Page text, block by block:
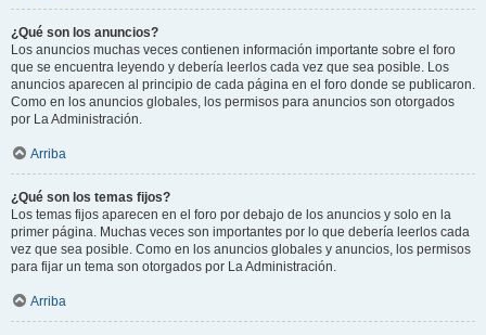
¿Qué son los anuncios?
Los anuncios muchas veces contienen información importante sobre el foro
que se encuentra leyendo y debería leerlos cada vez que sea posible. Los
anuncios aparecen al principio de cada página en el foro donde se publicaron.
Como en los anuncios globales, los permisos para anuncios son otorgados
por La Administración.
Arriba
¿Qué son los temas fijos?
Los temas fijos aparecen en el foro por debajo de los anuncios y solo en la
primer página. Muchas veces son importantes por lo que debería leerlos cada
vez que sea posible. Como en los anuncios globales y anuncios, los permisos
para fijar un tema son otorgados por La Administración.
Arriba